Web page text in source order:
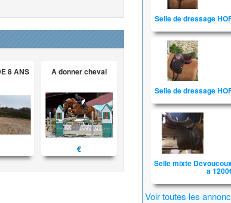
8 ANS A donner cheval
€
Selle de dressage
Selle de dressage
Selle mixte
a
Voir toutes les